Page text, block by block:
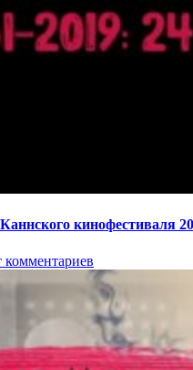
кинофестиваля
комментариев